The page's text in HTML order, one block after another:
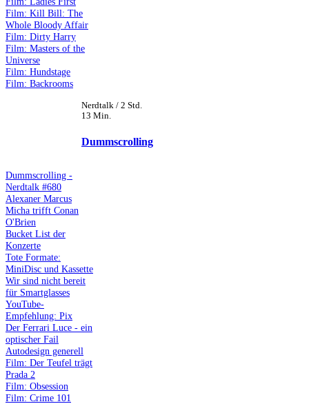
Film: Kill Bill: The
Whole Bloody Affair
Film: Dirty Harry
Film: Masters of the
Universe
Film: Hundstage
Film: Backrooms
Nerdtalk / 2 Std.
13 Min.
Dummscrolling
Dummscrolling -
Nerdtalk #680
Alexaner Marcus
Micha trifft Conan
O'Brien
Bucket List der
Konzerte
Tote Formate:
MiniDisc und Kassette
Wir sind nicht bereit
für Smartglasses
YouTube-
Empfehlung: Pix
Der Ferrari Luce - ein
optischer Fail
Autodesign generell
Film: Der Teufel trägt
Prada 2
Film: Obsession
Film: Crime 101